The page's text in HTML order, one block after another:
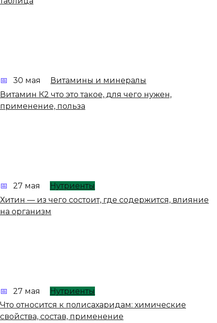
30 мая
Витамины и минералы
Витамин К2 что это такое, для чего нужен,
применение, польза
27 мая
Нутриенты
Хитин — из чего состоит, где содержится, влияние
на организм
27 мая
Нутриенты
Что относится к полисахаридам: химические
свойства, состав, применение